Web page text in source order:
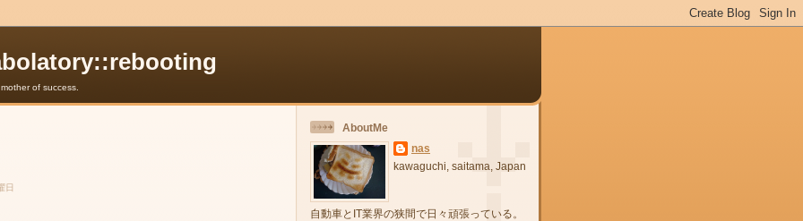
of success.
日
AboutMe
nas
kawaguchi, saitama, Japan
自動車とIT業界の狭間で日々頑張っている。